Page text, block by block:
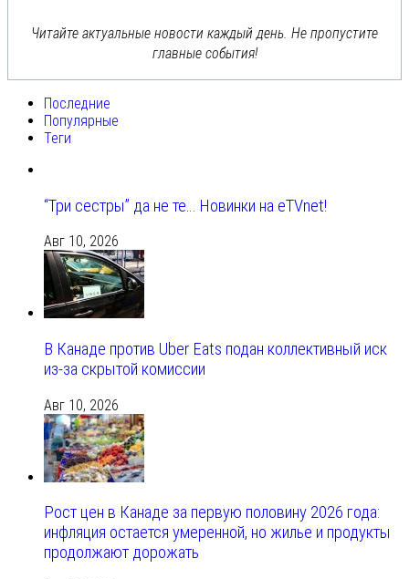
Читайте актуальные новости каждый день. Не пропустите
главные события!
Последние
Популярные
Теги
“Три сестры” да не те… Новинки на eTVnet!
Авг 10, 2026
В Канаде против Uber Eats подан коллективный иск
из-за скрытой комиссии
Авг 10, 2026
Рост цен в Канаде за первую половину 2026 года:
инфляция остается умеренной, но жилье и продукты
продолжают дорожать